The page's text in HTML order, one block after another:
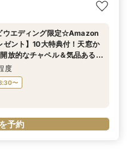
ウエディング限定☆Amazon
ゼント】10大特典付！天窓か
放的なチャペル＆気品ある非
場を見学×シェフ監修*試食
度
〜
予約